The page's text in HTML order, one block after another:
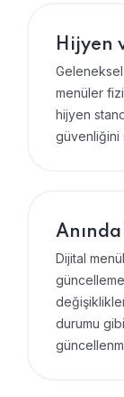
Hijyen
menüler
hijyen
güvenliğini
Dijital
durumu